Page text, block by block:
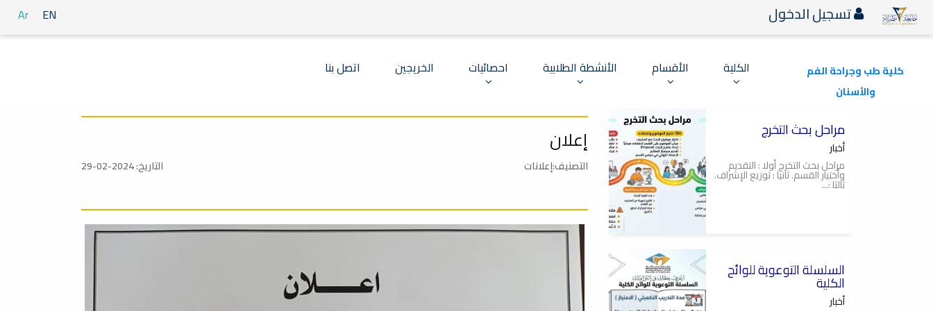
Ar EN تسجيل الدخول
الكلية الأقسام الأنشطة الطلابية احصائيات الخريجين اتصل بنا
كلية طب وجراحة الفم
والأسنان
كلية طب وجراحة الفم
والأسنان جامعة مصراتة
مراحل بحث التخرج
أخبار
مراحل بحث التخرج أولا : التقديم
وأختيار القسم. ثانيا : توزيع الإشراف.
ثالثا :...
كلية طب وجراحة الفم
والاسنان جامعة مصراتة
السلسلة التوعوية للوائح
الكلية
أخبار
إعلان
التصنيف:إعلانات التاريخ: 2024-02-29